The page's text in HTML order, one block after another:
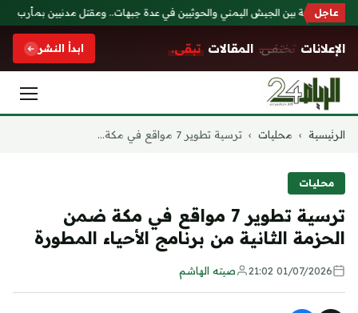
عاجل
عنيفة بين الجيش اليمني والحوثيين في عدة جبهات.. ومقتل مدنيين بمأرب
الإعلانات تختفي. المقالات تبقى. ابدأ النشر
التجاوز
الرئيسية › محليات › ترسية تطوير 7 مواقع في مكة...
محليات
ترسية تطوير 7 مواقع في مكة ضمن
الحزمة الثانية من برنامج الأحياء المطورة
01/07/2026 21:02 صيته الهاشم